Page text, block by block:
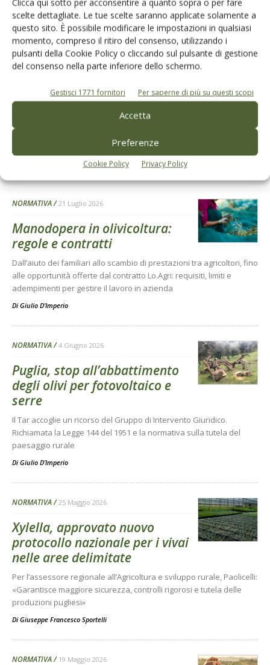
Clicca qui sotto per acconsentire a quanto sopra o per fare
scelte dettagliate. Le tue scelte saranno applicate solamente a
questo sito. È possibile modificare le impostazioni in qualsiasi
momento, compreso il ritiro del consenso, utilizzando i
pulsanti della Cookie Policy o cliccando sul pulsante di gestione
del consenso nella parte inferiore dello schermo.
Gestisci 1771 fornitori Per saperne di più su questi scopi
Accetta
Preferenze
Cookie Policy Privacy Policy
L'Esperto risponde
I consigli di Terra e Vita agli agricoltori
Cerca adesso
Dalla stessa categoria
NORMATIVA 21 Luglio 2026
Manodopera in olivicoltura:
regole e contratti
Dall’aiuto dei familiari allo scambio di prestazioni tra agricoltori, fino
alle opportunità offerte dal contratto Lo.Agri: requisiti, limiti e
adempimenti per gestire il lavoro in azienda
Di Giulio D’Imperio
NORMATIVA 4 Giugno 2026
Puglia, stop all’abbattimento
degli olivi per fotovoltaico e
serre
Il Tar accoglie un ricorso del Gruppo di Intervento Giuridico.
Richiamata la Legge 144 del 1951 e la normativa sulla tutela del
paesaggio rurale
Di Giulio D’Imperio
NORMATIVA 25 Maggio 2026
Xylella, approvato nuovo
protocollo nazionale per i vivai
nelle aree delimitate
Per l’assessore regionale all’Agricoltura e sviluppo rurale, Paolicelli:
«Garantisce maggiore sicurezza, controlli rigorosi e tutela delle
produzioni pugliesi»
Di Giuseppe Francesco Sportelli
NORMATIVA 19 Maggio 2026